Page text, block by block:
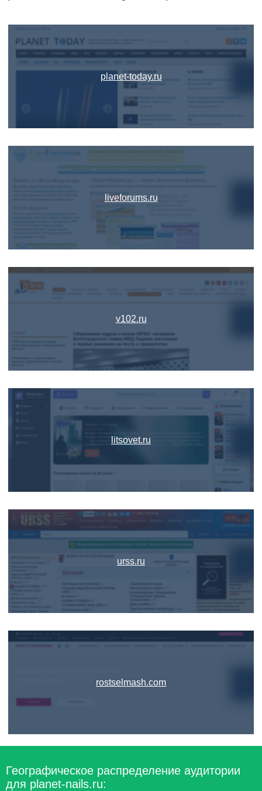
planet-today.ru
liveforums.ru
v102.ru
litsovet.ru
urss.ru
rostselmash.com
Географическое распределение аудитории
для planet-nails.ru: